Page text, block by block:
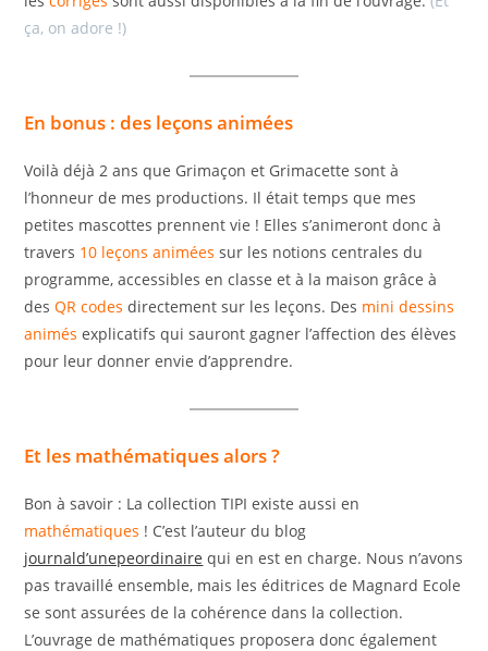
ça, on adore !)
En bonus : des leçons animées
Voilà déjà 2 ans que Grimaçon et Grimacette sont à
l’honneur de mes productions. Il était temps que mes
petites mascottes prennent vie ! Elles s’animeront donc à
travers 10 leçons animéessur les notions centrales du
programme, accessibles en classe et à la maison grâce à
desQR codes directement sur les leçons. Des mini dessins
animés explicatifs qui sauront gagner l’affection des élèves
pour leur donner envie d’apprendre.
Et les mathématiques alors ?
Bon à savoir : La collection TIPI existe aussi en
mathématiques ! C’est l’auteur du blog
journald’unepeordinaire qui en est en charge. Nous n’avons
pas travaillé ensemble, mais les éditrices de Magnard Ecole
se sont assurées de la cohérence dans la collection.
L’ouvrage de mathématiques proposera donc également